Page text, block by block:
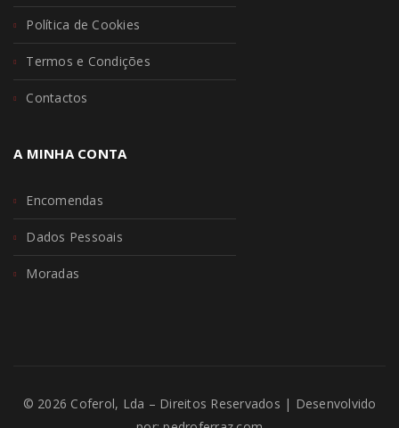
Política de Cookies
Termos e Condições
Contactos
A MINHA CONTA
Encomendas
Dados Pessoais
Moradas
© 2026 Coferol, Lda – Direitos Reservados | Desenvolvido